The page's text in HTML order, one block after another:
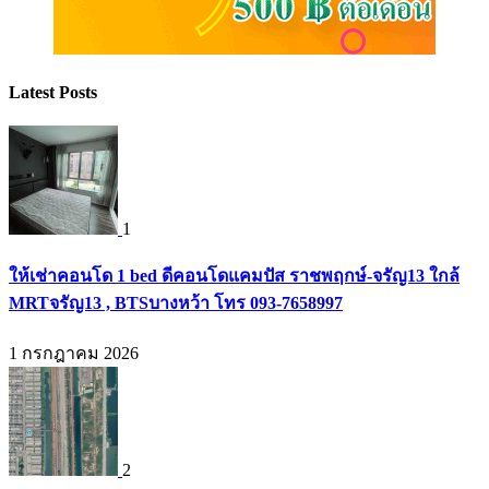
Latest Posts
1
ให้เช่าคอนโด 1 bed ดีคอนโดแคมปัส ราชพฤกษ์-จรัญ13 ใกล้
MRTจรัญ13 , BTSบางหว้า โทร 093-7658997
1 กรกฎาคม 2026
2